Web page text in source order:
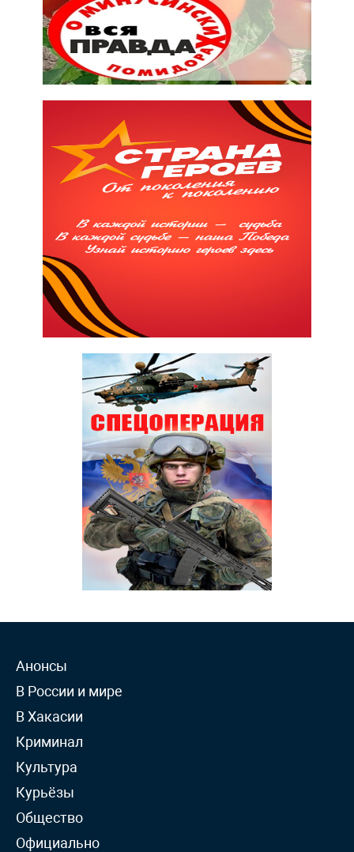
Анонсы
В России и мире
В Хакасии
Криминал
Культура
Курьёзы
Общество
Официально